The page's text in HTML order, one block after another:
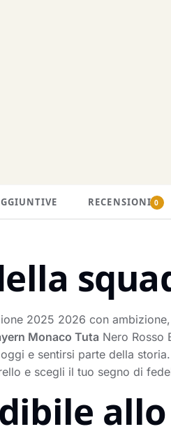
RECENSIONI 0
2025 2026 con
Monaco Tuta Nero Rosso
e sentirsi parte della
e scegli il tuo segno di